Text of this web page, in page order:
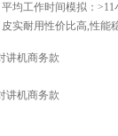
均工作时间模拟：
实耐用性价比高,性能